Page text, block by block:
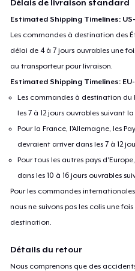
Délais de livraison standard
Estimated Shipping Timelines:
Les commandes à destination des
délai de 4 à 7 jours ouvrables une
au transporteur pour livraison.
Estimated Shipping Timelines:
Les commandes à destination du
les 7 à 12 jours ouvrables suivant
Pour la France, l'Allemagne, les
devraient arriver dans les 7 à 12
Pour tous les autres pays
dans les 10 à 16 jours ouvrables
Pour les commandes
nous ne suivons pas les colis une
destination.
Détails du retour
Nous comprenons que des